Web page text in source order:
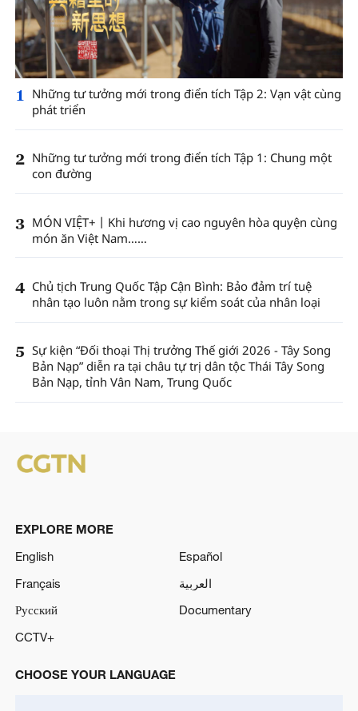
1
Những tư tưởng mới trong điển tích Tập 2: Vạn vật cùng
phát triển
2 Những tư tưởng mới trong điển tích Tập 1: Chung một
con đường
3 MÓN VIỆT+丨Khi hương vị cao nguyên hòa quyện cùng
món ăn Việt Nam……
4 Chủ tịch Trung Quốc Tập Cận Bình: Bảo đảm trí tuệ
nhân tạo luôn nằm trong sự kiểm soát của nhân loại
5 Sự kiện “Đối thoại Thị trưởng Thế giới 2026 - Tây Song
Bản Nạp” diễn ra tại châu tự trị dân tộc Thái Tây Song
Bản Nạp, tỉnh Vân Nam, Trung Quốc
EXPLORE MORE
English
Español
Français
العربية
Русский
Documentary
CCTV+
CHOOSE YOUR LANGUAGE